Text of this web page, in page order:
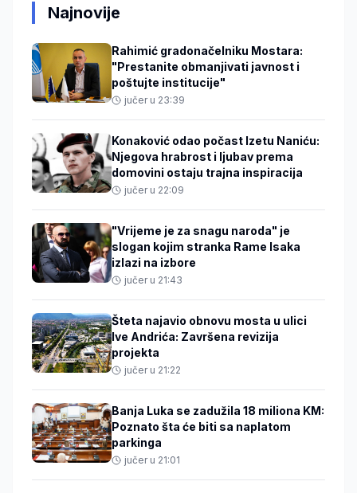
Najnovije
Rahimić gradonačelniku Mostara:
"Prestanite obmanjivati javnost i
poštujte institucije"
jučer u 23:39
Konaković odao počast Izetu Naniću:
Njegova hrabrost i ljubav prema
domovini ostaju trajna inspiracija
jučer u 22:09
"Vrijeme je za snagu naroda" je
slogan kojim stranka Rame Isaka
izlazi na izbore
jučer u 21:43
Šteta najavio obnovu mosta u ulici
Ive Andrića: Završena revizija
projekta
jučer u 21:22
Banja Luka se zadužila 18 miliona KM:
Poznato šta će biti sa naplatom
parkinga
jučer u 21:01